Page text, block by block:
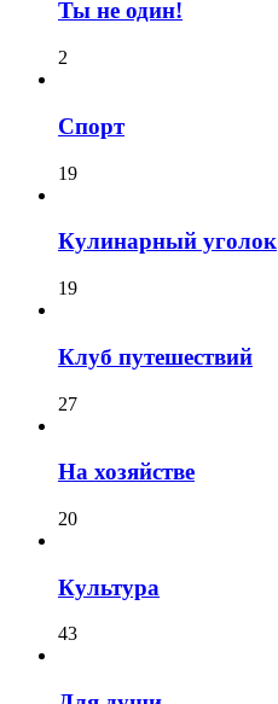
Ты не один!
2
Спорт
19
Кулинарный уголок
19
Клуб путешествий
27
На хозяйстве
20
Культура
43